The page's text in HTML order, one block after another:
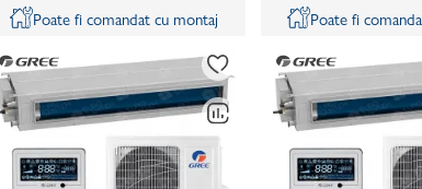
Poate fi comandat cu montaj Poate fi